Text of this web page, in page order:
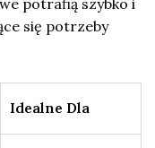
się potrzeby
Idealne Dla